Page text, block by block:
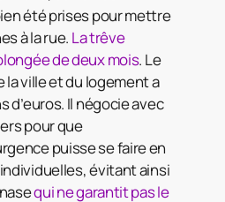
été prises pour mettre
à la rue. La trêve
de deux mois. Le
la ville et du logement a
d’euros. Il négocie avec
pour que
puisse se faire en
évitant ainsi
qui ne garantit pas le